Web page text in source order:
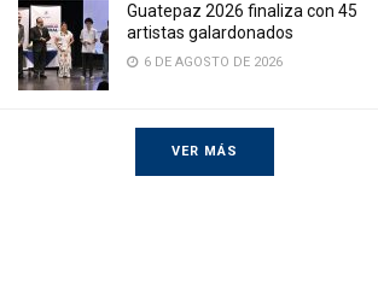
Guatepaz 2026 finaliza con 45
artistas galardonados
6 DE AGOSTO DE 2026
VER MÁS